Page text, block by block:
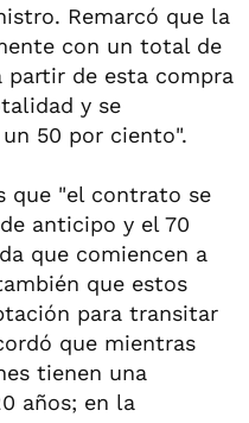
Remarcó que la
con un total de
partir de esta compra
y se
50 por ciento".
que "el contrato se
anticipo y el 70
que comiencen a
que estos
para transitar
que mientras
tienen una
años; en la